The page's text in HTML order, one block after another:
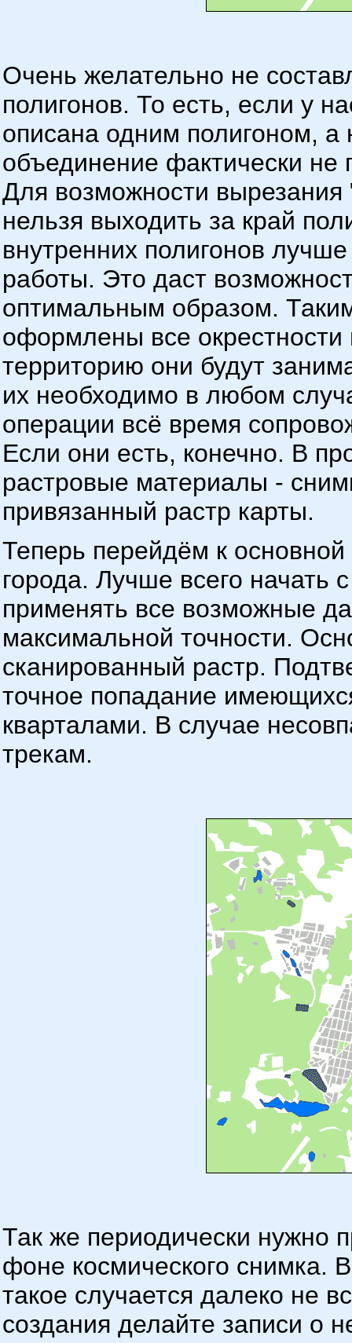
Очень желательно не
полигонов. То есть, если у
описана одним полигоном,
объединение фактически не
Для возможности
нельзя выходить за край
внутренних полигонов
работы. Это даст
оптимальным образом.
оформлены все
территорию они будут
их необходимо в любом
операции всё время
Если они есть, конечно. В
растровые материалы -
привязанный растр карты.
Теперь перейдём к
города. Лучше всего начать
применять все возможные
максимальной точности.
сканированный растр.
точное попадание
кварталами. В случае
трекам.
Так же периодически нужно
фоне космического снимка.
такое случается далеко не
создания делайте записи о